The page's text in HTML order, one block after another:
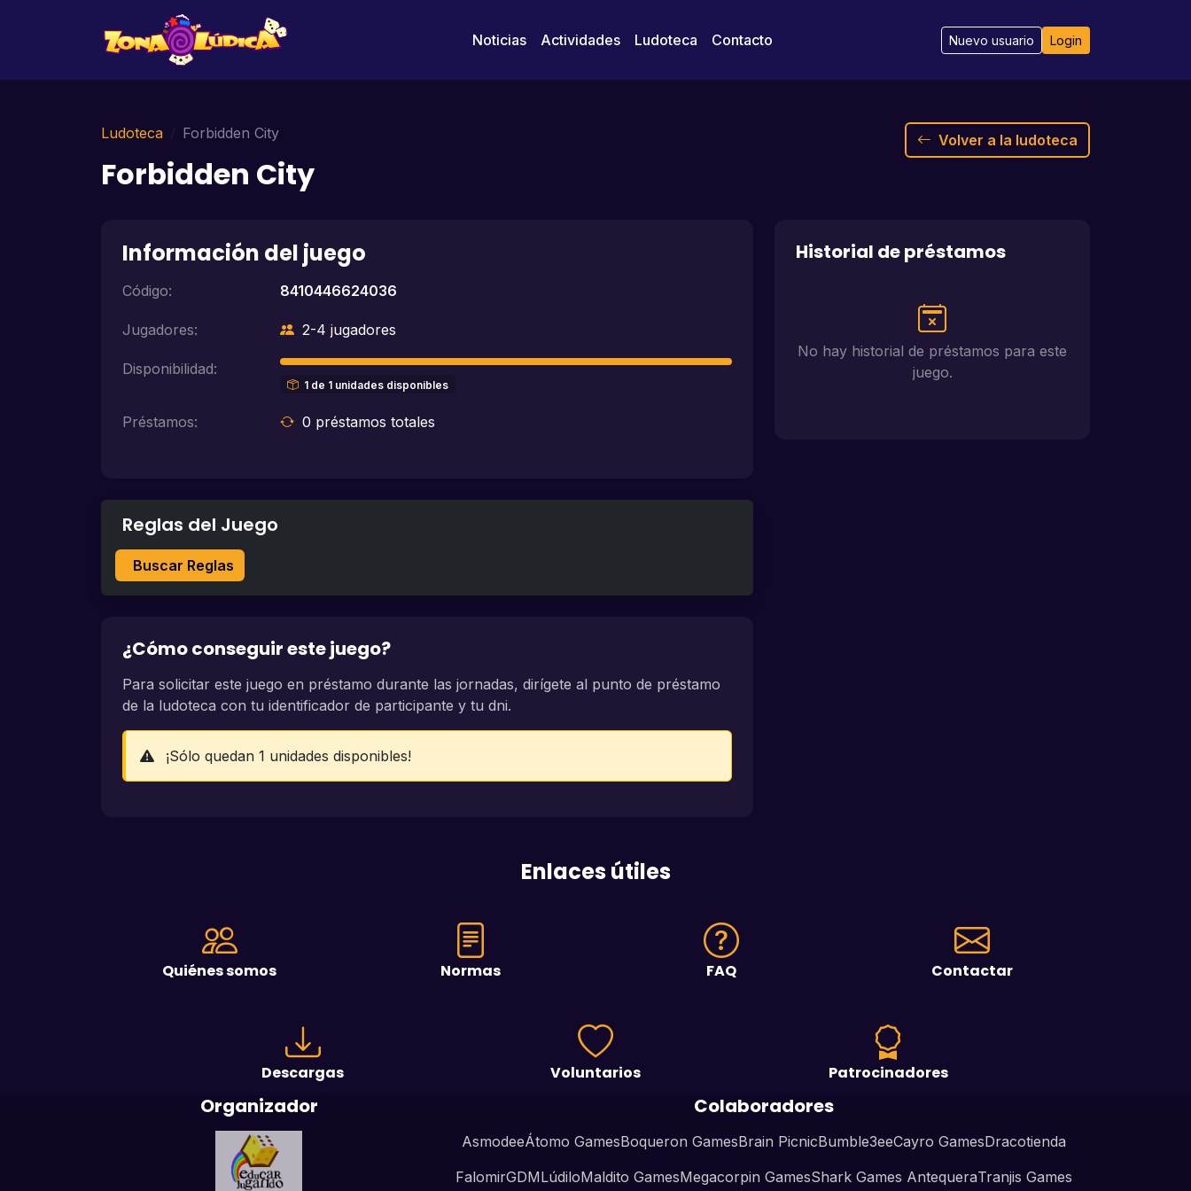
Noticias Actividades Ludoteca Contacto Nuevo usuario Login
Ludoteca Forbidden City
Forbidden City
Volver a la ludoteca
Información del juego
Código: 8410446624036
Jugadores: 2-4 jugadores
Disponibilidad:
1 de 1 unidades disponibles
Préstamos: 0 préstamos totales
Reglas del Juego
Buscar Reglas
¿Cómo conseguir este juego?
Para solicitar este juego en préstamo durante las jornadas, dirígete al punto de préstamo
de la ludoteca con tu identificador de participante y tu dni.
¡Sólo quedan 1 unidades disponibles!
Historial de préstamos
No hay historial de préstamos para este
juego.
Enlaces útiles
Quiénes somos Normas FAQ Contactar
Descargas Voluntarios Patrocinadores
Organizador Colaboradores
AsmodeeÁtomo GamesBoqueron GamesBrain PicnicBumble3eeCayro GamesDracotienda
FalomirGDMLúdiloMaldito GamesMegacorpin GamesShark Games AntequeraTranjis Games